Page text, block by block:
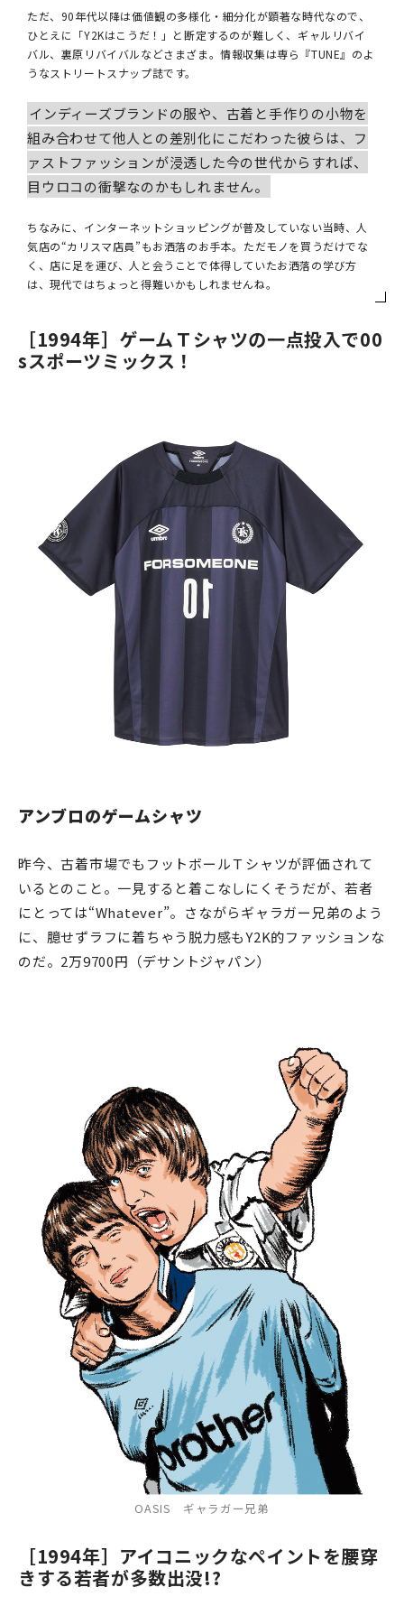
ただ、90年代以降は価値観の多様化・細分化が顕著な時代なので、
ひとえに「Y2Kはこうだ！」と断定するのが難しく、ギャルリバイ
バル、裏原リバイバルなどさまざま。情報収集は専ら『TUNE』のよ
うなストリートスナップ誌です。
インディーズブランドの服や、古着と手作りの小物を
組み合わせて他人との差別化にこだわった彼らは、フ
ァストファッションが浸透した今の世代からすれば、
目ウロコの衝撃なのかもしれません。
ちなみに、インターネットショッピングが普及していない当時、人
気店の“カリスマ店員”もお洒落のお手本。ただモノを買うだけでな
く、店に足を運び、人と会うことで体得していたお洒落の学び方
は、現代ではちょっと得難いかもしれませんね。
［1994年］ゲームＴシャツの一点投入で00
sスポーツミックス！
アンブロのゲームシャツ
昨今、古着市場でもフットボールＴシャツが評価されて
いるとのこと。一見すると着こなしにくそうだが、若者
にとっては“Whatever”。さながらギャラガー兄弟のよう
に、臆せずラフに着ちゃう脱力感もY2K的ファッションな
のだ。2万9700円（デサントジャパン）
OASIS ギャラガー兄弟
［1994年］アイコニックなペイントを腰穿
きする若者が多数出没!?